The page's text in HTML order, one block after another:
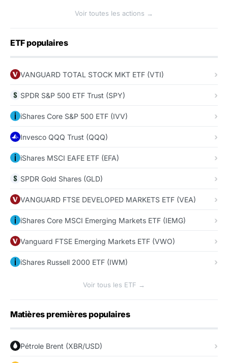
Voir toutes les actions →
ETF populaires
VANGUARD TOTAL STOCK MKT ETF (VTI)
SPDR S&P 500 ETF Trust (SPY)
iShares Core S&P 500 ETF (IVV)
Invesco QQQ Trust (QQQ)
iShares MSCI EAFE ETF (EFA)
SPDR Gold Shares (GLD)
VANGUARD FTSE DEVELOPED MARKETS ETF (VEA)
iShares Core MSCI Emerging Markets ETF (IEMG)
Vanguard FTSE Emerging Markets ETF (VWO)
iShares Russell 2000 ETF (IWM)
Voir tous les ETF →
Matières premières populaires
Pétrole Brent (XBR/USD)